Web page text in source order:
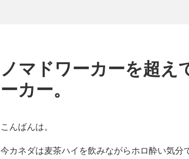
ノマドワーカーを超え
ーカー。
こんばんは。
今カネダは麦茶ハイを飲みながらホロ酔い気分